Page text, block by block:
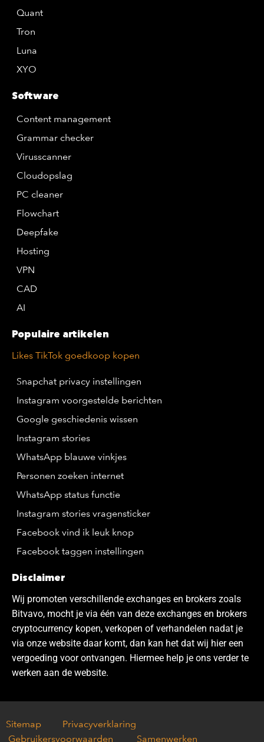
Quant
Tron
Luna
XYO
Software
Content management
Grammar checker
Virusscanner
Cloudopslag
PC cleaner
Flowchart
Deepfake
Hosting
VPN
CAD
AI
Populaire artikelen
Likes TikTok goedkoop kopen
Snapchat privacy instellingen
Instagram voorgestelde berichten
Google geschiedenis wissen
Instagram stories
WhatsApp blauwe vinkjes
Personen zoeken internet
WhatsApp status functie
Instagram stories vragensticker
Facebook vind ik leuk knop
Facebook taggen instellingen
Disclaimer
Wij promoten verschillende exchanges en brokers zoals
Bitvavo, mocht je via één van deze exchanges en brokers
cryptocurrency kopen, verkopen of verhandelen nadat je
via onze website daar komt, dan kan het dat wij hier een
vergoeding voor ontvangen. Hiermee help je ons verder te
werken aan de website.
Sitemap
Privacyverklaring
Gebruikersvoorwaarden
Samenwerken